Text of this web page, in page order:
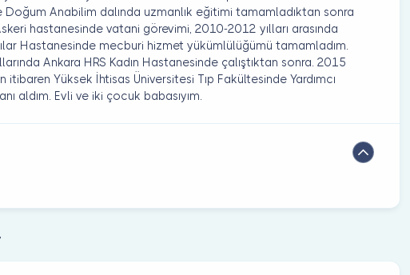
Doğum Anabilim dalında uzmanlık eğitimi tamamladıktan sonra
hastanesinde vatani görevimi, 2010-2012 yılları arasında
Hastanesinde mecburi hizmet yükümlülüğümü tamamladım.
Ankara HRS Kadın Hastanesinde çalıştıktan sonra. 2015
itibaren Yüksek İhtisas Üniversitesi Tıp Fakültesinde Yardımcı
aldım. Evli ve iki çocuk babasıyım.